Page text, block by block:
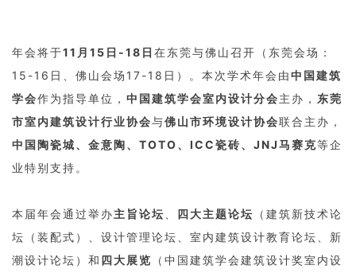
年会将于11月15日-18日 在东莞与佛山召开（东莞会场：
15-16日、佛山会场17-18日）。本次学术年会由中国建筑
学会作为指导单位， 中国建筑学会室内设计分会主办， 东莞
市室内建筑设计行业协会与佛山市环境设计协会联合主办，
中国陶瓷城、金意陶、TOTO、ICC瓷砖、JNJ马赛克等企
业特别支持。
本届年会通过举办主旨论坛 四大主题论坛
（建筑新技术论
坛（装配式）、设计管理论坛、室内建筑设计教育论坛、新
潮设计论坛）和 四大展览
（中国建筑学会建筑设计奖室内设